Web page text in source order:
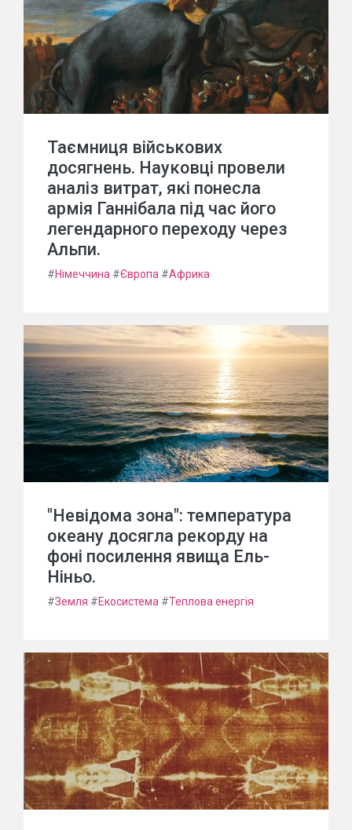
Таємниця військових
досягнень. Науковці провели
аналіз витрат, які понесла
армія Ганнібала під час його
легендарного переходу через
Альпи.
#Німеччина #Європа #Африка
"Невідома зона": температура
океану досягла рекорду на
фоні посилення явища Ель-
Ніньо.
#Земля #Екосистема #Теплова енергія